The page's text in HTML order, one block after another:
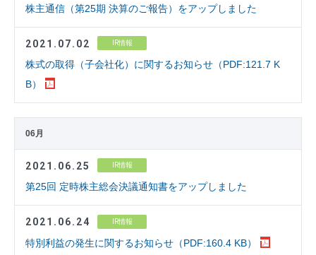
株主通信（第25期 決算のご報告）をアップしました
2021.07.02 IR情報
株式の取得（子会社化）に関するお知らせ（PDF:121.7 K
B）
06月
2021.06.25 IR情報
第25回 定時株主総会決議通知書をアップしました
2021.06.24 IR情報
特別利益の発生に関するお知らせ（PDF:160.4 KB）